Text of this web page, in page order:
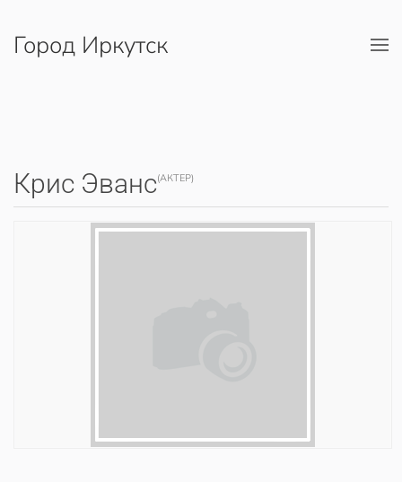
Перейти к содержимому
Город Иркутск
Крис Эванс(АКТЕР)